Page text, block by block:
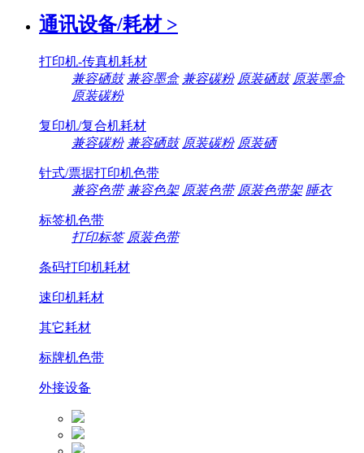
通讯设备/耗材 >
打印机-传真机耗材
兼容硒鼓 兼容墨盒 兼容碳粉 原装硒鼓 原装墨盒
原装碳粉
复印机/复合机耗材
兼容碳粉 兼容硒鼓 原装碳粉 原装硒
针式/票据打印机色带
兼容色带 兼容色架 原装色带 原装色带架 睡衣
标签机色带
打印标签 原装色带
条码打印机耗材
速印机耗材
其它耗材
标牌机色带
外接设备